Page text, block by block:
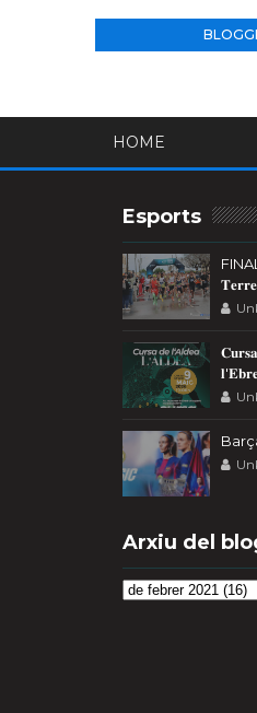
HOME
Esports
Arxiu del